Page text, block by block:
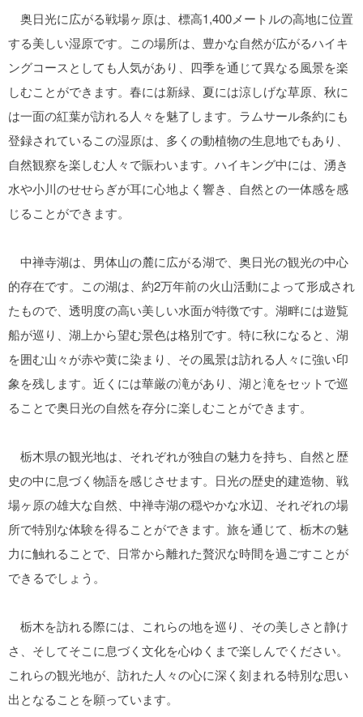
奥日光に広がる戦場ヶ原は、標高1,400メートルの高地に位置
する美しい湿原です。この場所は、豊かな自然が広がるハイキ
ングコースとしても人気があり、四季を通じて異なる風景を楽
しむことができます。春には新緑、夏には涼しげな草原、秋に
は一面の紅葉が訪れる人々を魅了します。ラムサール条約にも
登録されているこの湿原は、多くの動植物の生息地でもあり、
自然観察を楽しむ人々で賑わいます。ハイキング中には、湧き
水や小川のせせらぎが耳に心地よく響き、自然との一体感を感
じることができます。
中禅寺湖は、男体山の麓に広がる湖で、奥日光の観光の中心
的存在です。この湖は、約2万年前の火山活動によって形成され
たもので、透明度の高い美しい水面が特徴です。湖畔には遊覧
船が巡り、湖上から望む景色は格別です。特に秋になると、湖
を囲む山々が赤や黄に染まり、その風景は訪れる人々に強い印
象を残します。近くには華厳の滝があり、湖と滝をセットで巡
ることで奥日光の自然を存分に楽しむことができます。
栃木県の観光地は、それぞれが独自の魅力を持ち、自然と歴
史の中に息づく物語を感じさせます。日光の歴史的建造物、戦
場ヶ原の雄大な自然、中禅寺湖の穏やかな水辺、それぞれの場
所で特別な体験を得ることができます。旅を通じて、栃木の魅
力に触れることで、日常から離れた贅沢な時間を過ごすことが
できるでしょう。
栃木を訪れる際には、これらの地を巡り、その美しさと静け
さ、そしてそこに息づく文化を心ゆくまで楽しんでください。
これらの観光地が、訪れた人々の心に深く刻まれる特別な思い
出となることを願っています。